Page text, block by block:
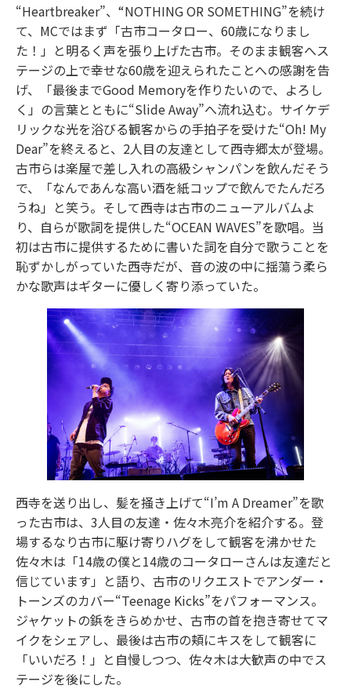
“Heartbreaker”、“NOTHING OR SOMETHING”を続け
て、MCではまず「古市コータロー、60歳になりまし
た！」と明るく声を張り上げた古市。そのまま観客へス
テージの上で幸せな60歳を迎えられたことへの感謝を告
げ、「最後までGood Memoryを作りたいので、よろし
く」の言葉とともに“Slide Away”へ流れ込む。サイケデ
リックな光を浴びる観客からの手拍子を受けた“Oh! My
Dear”を終えると、2人目の友達として西寺郷太が登場。
古市らは楽屋で差し入れの高級シャンパンを飲んだそう
で、「なんであんな高い酒を紙コップで飲んでたんだろ
うね」と笑う。そして西寺は古市のニューアルバムよ
り、自らが歌詞を提供した“OCEAN WAVES”を歌唱。当
初は古市に提供するために書いた詞を自分で歌うことを
恥ずかしがっていた西寺だが、音の波の中に揺蕩う柔ら
かな歌声はギターに優しく寄り添っていた。
西寺を送り出し、髪を掻き上げて“I’m A Dreamer”を歌
った古市は、3人目の友達・佐々木亮介を紹介する。登
場するなり古市に駆け寄りハグをして観客を沸かせた
佐々木は「14歳の僕と14歳のコータローさんは友達だと
信じています」と語り、古市のリクエストでアンダー・
トーンズのカバー“Teenage Kicks”をパフォーマンス。
ジャケットの鋲をきらめかせ、古市の首を抱き寄せてマ
イクをシェアし、最後は古市の頬にキスをして観客に
「いいだろ！」と自慢しつつ、佐々木は大歓声の中でス
テージを後にした。